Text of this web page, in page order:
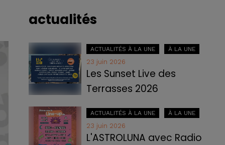
actualités
ACTUALITÉS À LA UNE À LA UNE
23 juin 2026
Les Sunset Live des
Terrasses 2026
ACTUALITÉS À LA UNE À LA UNE
23 juin 2026
L'ASTROLUNA avec Radio